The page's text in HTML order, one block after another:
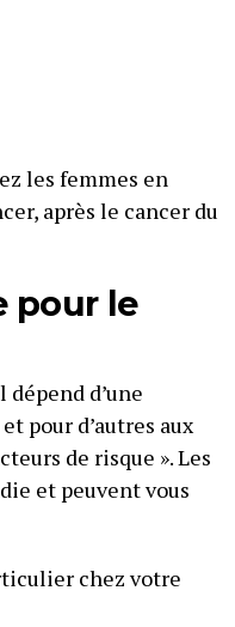
les femmes en
après le cancer du
pour le
d’une
pour d’autres aux
de risque ». Les
et peuvent vous
chez votre